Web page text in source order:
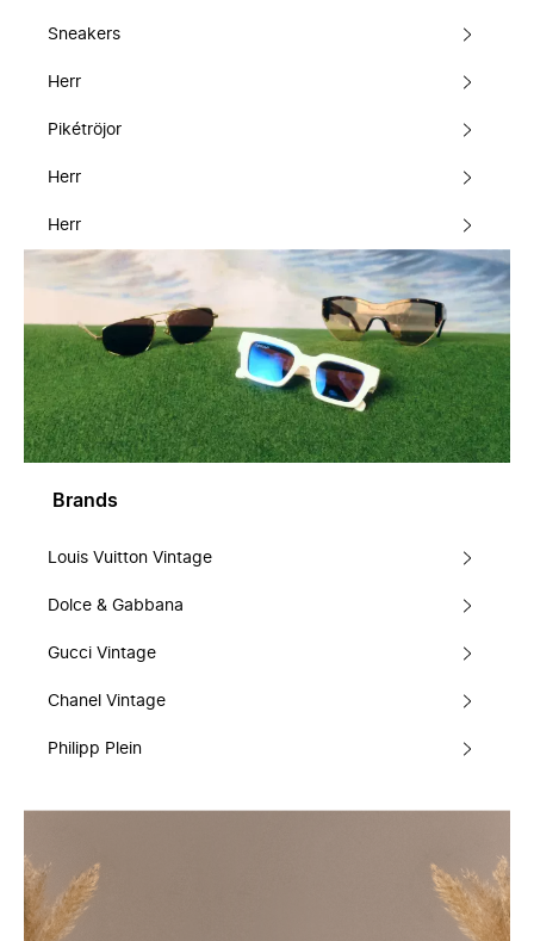
Sneakers
Herr
Pikétröjor
Herr
Herr
Brands
Louis Vuitton Vintage
Dolce & Gabbana
Gucci Vintage
Chanel Vintage
Philipp Plein